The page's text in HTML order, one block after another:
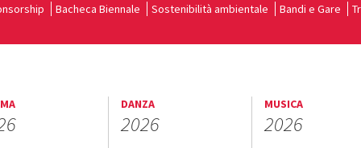
Bacheca Biennale Sostenibilità ambientale Bandi e Gare
DANZA
2026
MUSICA
2026